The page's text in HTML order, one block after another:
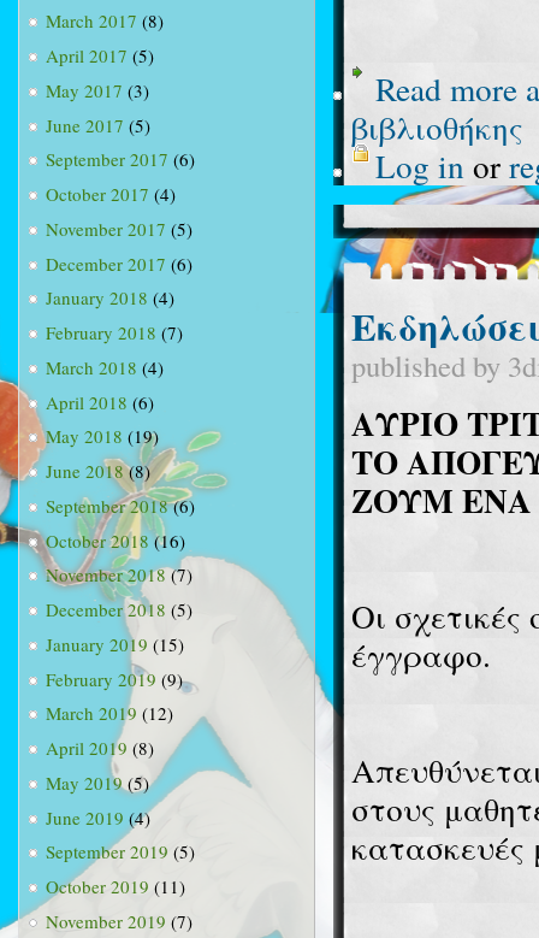
March 2017 (8)
April 2017 (5)
May 2017 (3)
June 2017 (5)
September 2017 (6)
October 2017 (4)
November 2017 (5)
December 2017 (6)
January 2018 (4)
February 2018 (7)
March 2018 (4)
April 2018 (6)
May 2018 (19)
June 2018(8)
September 2018(6)
October 2018(16)
November 2018(7)
December 2018 (5)
January 2019 (15)
February 2019 (9)
March 2019 (12)
April 2019 (8)
May 2019(5)
June 2019 (4)
September 2019 (5)
October 2019 (11)
November 2019 (7)
Read more
βιβλιοθήκης
Log in or
published by
ΑΥΡΙΟ
ΤΟ
ΖΟΥΜ ΕΝΑ
Οι
έγγραφο.
στους
κατασκευές